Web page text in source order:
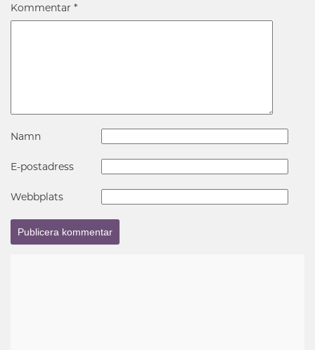
Kommentar *
Namn
E-postadress
Webbplats